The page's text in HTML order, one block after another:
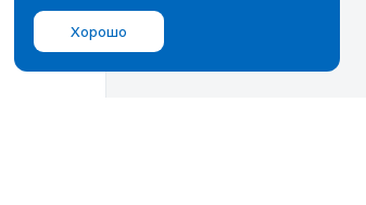
Cамые свежие новости,
почтовом ящике
Хорошо